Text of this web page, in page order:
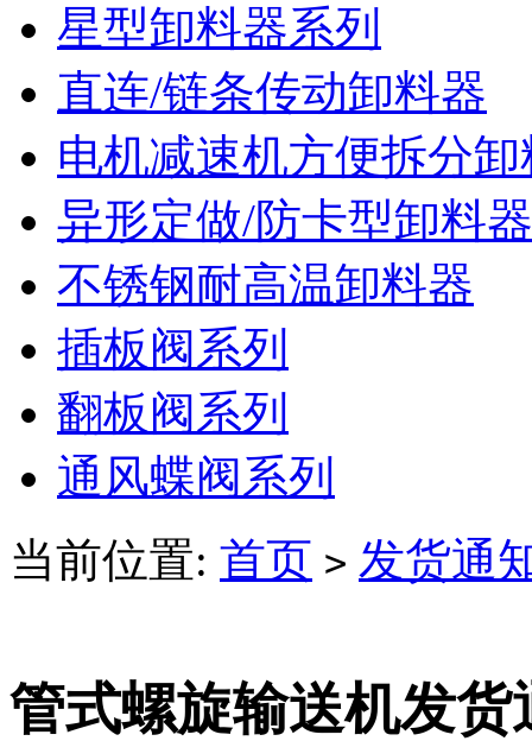
星型卸料器系列
直连/链条传动卸料器
电机减速机方便拆分卸
异形定做/防卡型卸料器
不锈钢耐高温卸料器
插板阀系列
翻板阀系列
通风蝶阀系列
当前位置: 首页 > 发货通
管式螺旋输送机发货